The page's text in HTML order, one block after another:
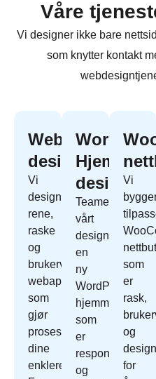
Våre
Vi designer ikke bare
som knytter kontakt
Webapp
design
Vi
designer
rene,
raske
og
brukervennlige
webapper
som
gjør
prosessene
dine
enklere.
WordPress
design
Teamet
vårt
designer
en
ny
WordPress
hjemmeside
som
er
responsivt
og
Vi
bygger
som
er
rask,
og
for